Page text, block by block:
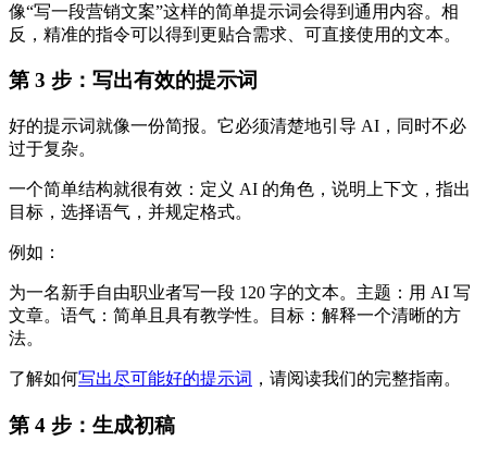
像“写一段营销文案”这样的简单提示词会得到通用内容。相
反，精准的指令可以得到更贴合需求、可直接使用的文本。
第 3 步：写出有效的提示词
好的提示词就像一份简报。它必须清楚地引导 AI，同时不必
过于复杂。
一个简单结构就很有效：定义 AI 的角色，说明上下文，指出
目标，选择语气，并规定格式。
例如：
为一名新手自由职业者写一段 120 字的文本。主题：用 AI 写
文章。语气：简单且具有教学性。目标：解释一个清晰的方
法。
了解如何写出尽可能好的提示词 ，请阅读我们的完整指南。
第 4 步：生成初稿